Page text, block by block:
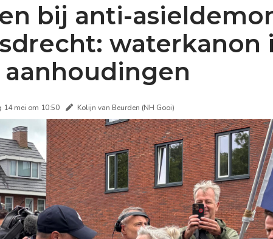
bij anti-
waterkanon
14 mei om 10:50 Kolijn van Beurden (NH Gooi)